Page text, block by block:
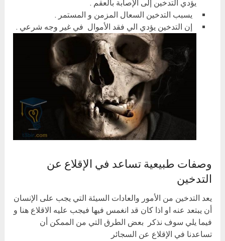
يؤدي التدخين إلى الإصابة بالعقم .
يسبب التدخين السعال المزمن و المستمر .
إن التدخين يؤدي الي فقد الأموال في غير وجه شرعي .
وصفات طبيعية تساعد في الإقلاع عن
التدخين
يعد التدخين من الأمور والعادات السيئة التي يجب على الإنسان
أن يبتعد عنه او اذا كان قد انغمس فيها فيجب عليه الاقلاع هنا و
فيما يلي سوف نذكر بعض الطرق التي من الممكن أن
تساعدنا في الإقلاع عن السجائر